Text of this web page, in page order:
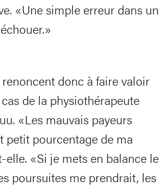
«Une simple erreur dans un
donc à faire valoir
de la physiothérapeute
«Les mauvais payeurs
petit pourcentage de ma
«Si je mets en balance le
poursuites me prendrait, les